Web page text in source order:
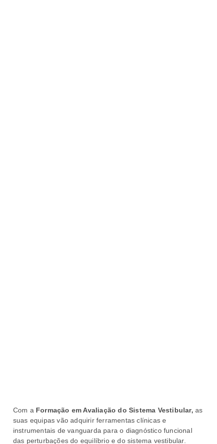
Com a Formação em Avaliação do Sistema Vestibular,as
suas equipas vão adquirir ferramentas clínicas e
instrumentais de vanguarda para o diagnóstico funcional
das perturbações do equilíbrio e do sistema vestibular.